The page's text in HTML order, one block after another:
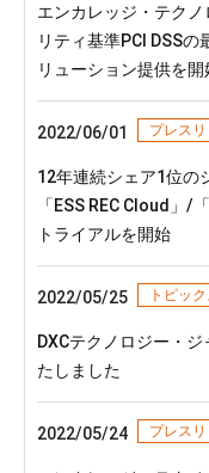
エンカレッジ・テク
リティ基準PCI DSS
リューション提供を開
2022/06/01 プレスリ
12年連続シェア1位の
「ESS REC Cloud」/
トライアルを開始
2022/05/25 トピック
DXCテクノロジー・
たしました
2022/05/24 プレスリ